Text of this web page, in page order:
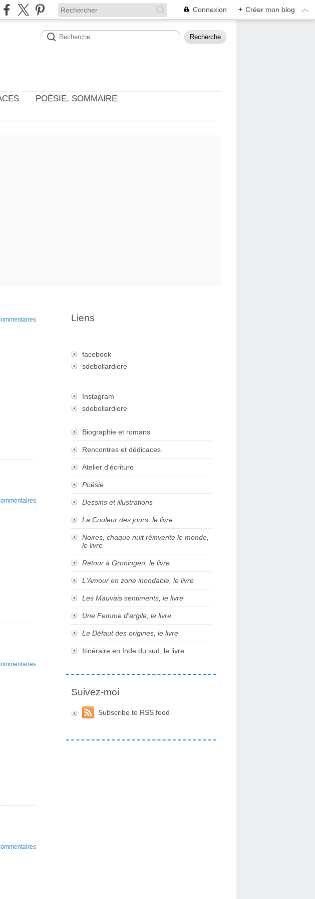
Connexion + Créer mon blog
POÉSIE, SOMMAIRE
Liens
facebook
sdebollardiere
Instagram
sdebollardiere
Biographie et romans
Rencontres et dédicaces
Atelier d'écriture
Poésie
Dessins et illustrations
La Couleur des jours, le livre
Noires, chaque nuit réinvente le monde,
le livre
Retour à Groningen, le livre
L'Amour en zone inondable, le livre
Les Mauvais sentiments, le livre
Une Femme d'argile, le livre
Le Défaut des origines, le livre
Itinéraire en Inde du sud, le livre
Suivez-moi
Subscribe to RSS feed